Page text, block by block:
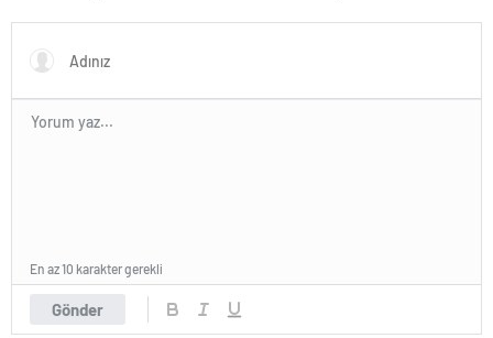
Gönder
En az 10 karakter gerekli